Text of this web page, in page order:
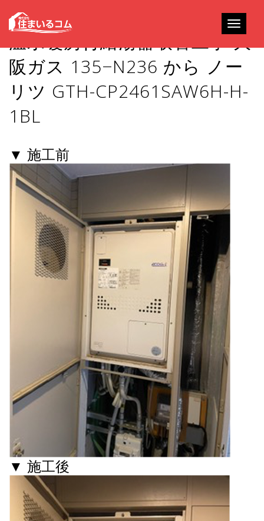
Toggle
温水暖房付給湯器取替工事 大
阪ガス 135−N236 から ノー
リツ GTH-CP2461SAW6H-H-
1BL
▼ 施工前
▼ 施工後